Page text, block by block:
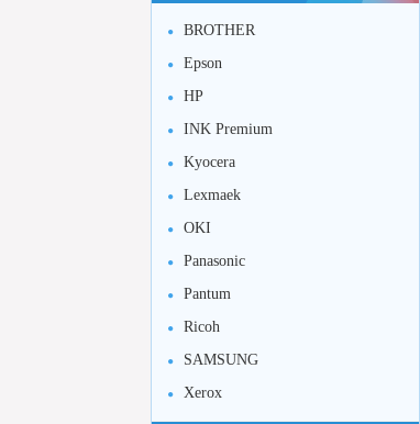
BROTHER
Epson
HP
INK Premium
Kyocera
Lexmaek
OKI
Panasonic
Pantum
Ricoh
SAMSUNG
Xerox